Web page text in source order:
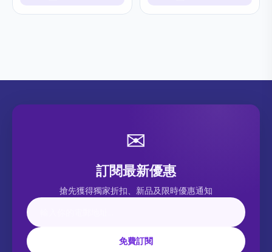
✉
訂閱最新優惠
搶先獲得獨家折扣、新品及限時優惠通知
免費訂閱